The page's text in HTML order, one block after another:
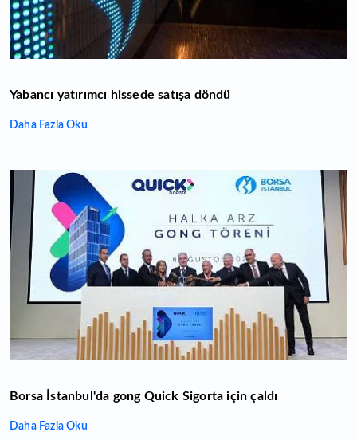
Yabancı yatırımcı hissede satışa döndü
Daha Fazla Oku
Borsa İstanbul'da gong Quick Sigorta için çaldı
Daha Fazla Oku